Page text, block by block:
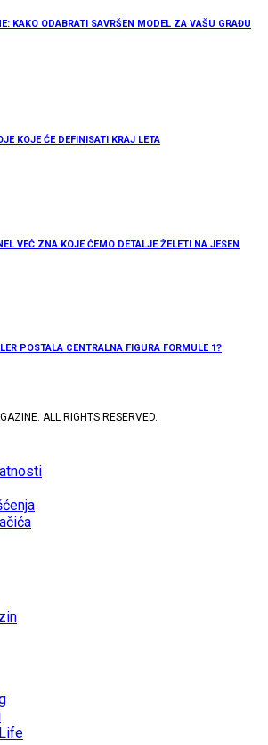
KAKO ODABRATI SAVRŠEN MODEL ZA VAŠU GRAĐU
KOJE ĆE DEFINISATI KRAJ LETA
VEĆ ZNA KOJE ĆEMO DETALJE ŽELETI NA JESEN
POSTALA CENTRALNA FIGURA FORMULE 1?
ALL RIGHTS RESERVED.